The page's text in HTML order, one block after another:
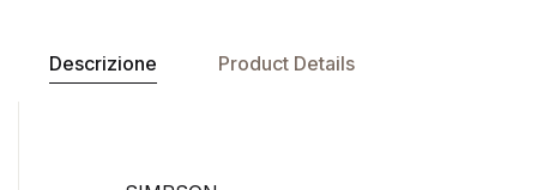
Descrizione Product Details